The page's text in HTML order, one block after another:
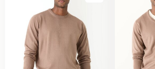
Długie
dół.
Green”
Oprócz
kilkuset